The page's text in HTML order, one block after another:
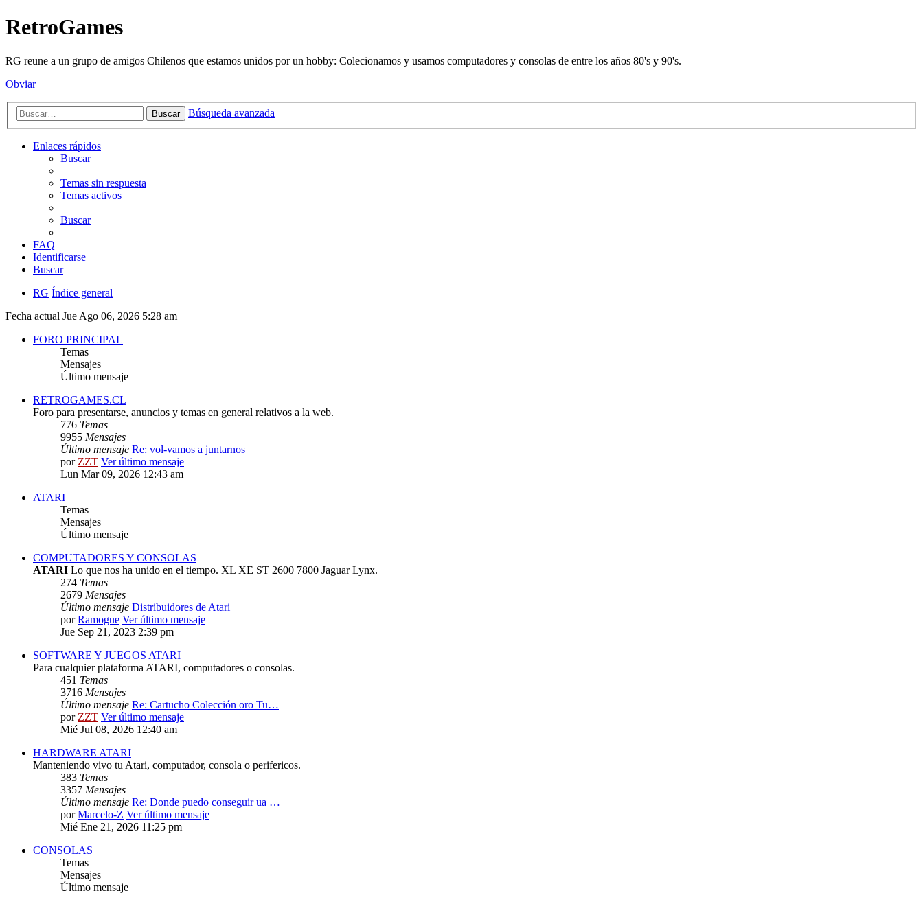
RetroGames
RG reune a un grupo de amigos Chilenos que estamos unidos por un hobby: Colecionamos y usamos computadores y consolas de entre los años 80's y 90's.
Obviar
Buscar Búsqueda avanzada
Enlaces rápidos
Buscar
Temas sin respuesta
Temas activos
Buscar
FAQ
Identificarse
Buscar
RG Índice general
Fecha actual Jue Ago 06, 2026 5:28 am
FORO PRINCIPAL
Temas
Mensajes
Último mensaje
RETROGAMES.CL
Foro para presentarse, anuncios y temas en general relativos a la web.
776 Temas
9955 Mensajes
Último mensaje Re: vol-vamos a juntarnos
porZZT Ver último mensaje
Lun Mar 09, 2026 12:43 am
ATARI
Temas
Mensajes
Último mensaje
COMPUTADORES Y CONSOLAS
ATARI Lo que nos ha unido en el tiempo. XL XE ST 2600 7800 Jaguar Lynx.
274 Temas
2679 Mensajes
Último mensaje Distribuidores de Atari
porRamogue Ver último mensaje
Jue Sep 21, 2023 2:39 pm
SOFTWARE Y JUEGOS ATARI
Para cualquier plataforma ATARI, computadores o consolas.
451 Temas
3716 Mensajes
Último mensaje Re: Cartucho Colección oro Tu…
porZZT Ver último mensaje
Mié Jul 08, 2026 12:40 am
HARDWARE ATARI
Manteniendo vivo tu Atari, computador, consola o perifericos.
383 Temas
3357 Mensajes
Último mensaje Re: Donde puedo conseguir ua …
porMarcelo-Z Ver último mensaje
Mié Ene 21, 2026 11:25 pm
CONSOLAS
Temas
Mensajes
Último mensaje